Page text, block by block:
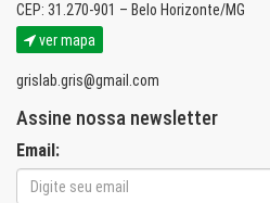
CEP: 31.270-901 – Belo Horizonte/MG
ver mapa
grislab.gris@gmail.com
Assine nossa newsletter
Email: